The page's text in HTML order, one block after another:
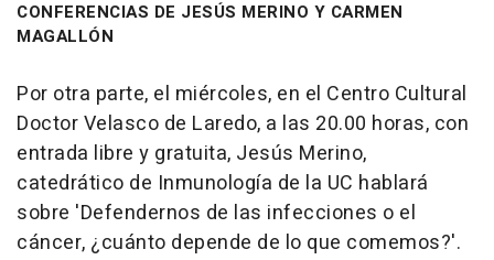
CONFERENCIAS DE JESÚS MERINO Y CARMEN
MAGALLÓN
Por otra parte, el miércoles, en el Centro Cultural
Doctor Velasco de Laredo, a las 20.00 horas, con
entrada libre y gratuita, Jesús Merino,
catedrático de Inmunología de la UC hablará
sobre 'Defendernos de las infecciones o el
cáncer, ¿cuánto depende de lo que comemos?'.